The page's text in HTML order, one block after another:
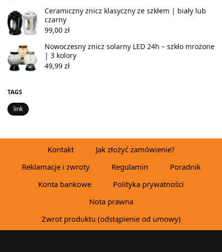
Ceramiczny znicz klasyczny ze szkłem | biały lub
czarny
99,00 zł
Nowoczesny znicz solarny LED 24h – szkło mrożone
| 3 kolory
49,99 zł
TAGS
link
Kontakt
Jak złożyć zamówienie?
Reklamacje i zwroty
Regulamin
Poradnik
Konta bankowe
Polityka prywatności
Nota prawna
Zwrot produktu (odstąpienie od umowy)